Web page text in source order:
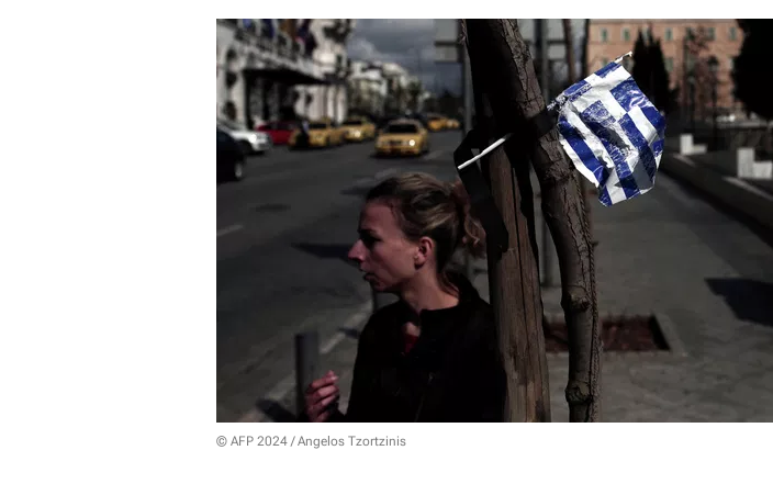
© AFP 2024 / Angelos Tzortzinis